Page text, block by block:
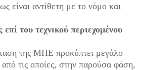
είναι αντίθετη με το νόμο και
επί του τεχνικού περιεχομένου
της ΜΠΕ προκύπτει μεγάλο
τις οποίες, στην παρούσα φάση,